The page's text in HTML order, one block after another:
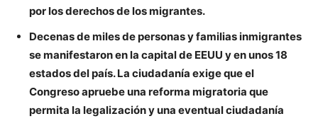
por los derechos de los migrantes.
Decenas de miles de personas y familias inmigrantes
se manifestaron en la capital de EEUU y en unos 18
estados del país. La ciudadanía exige que el
Congreso apruebe una reforma migratoria que
permita la legalización y una eventual ciudadanía